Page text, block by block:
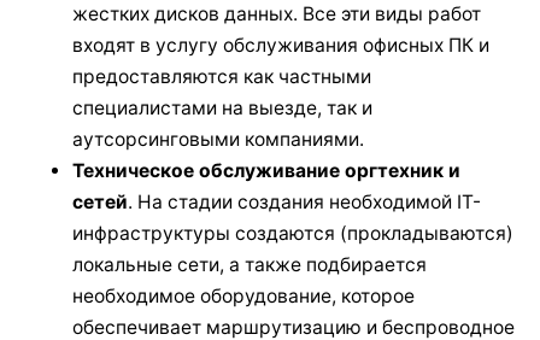
жестких дисков данных. Все эти виды работ
входят в услугу обслуживания офисных ПК и
предоставляются как частными
специалистами на выезде, так и
аутсорсинговыми компаниями.
Техническое обслуживание оргтехник и
сетей. На стадии создания необходимой IT-
инфраструктуры создаются (прокладываются)
локальные сети, а также подбирается
необходимое оборудование, которое
обеспечивает маршрутизацию и беспроводное